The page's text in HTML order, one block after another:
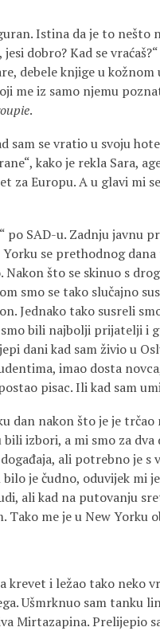
Istina da je to
dobro? Kad se
debele knjige u kožnom
me iz samo njemu
.
sam se vratio u svoju
kako je rekla Sara,
za Europu. A u glavi mi
po SAD-u. Zadnju javnu
se prethodnog
što se skinuo s
smo se tako slučajno
Jednako tako susreli
bili najbolji prijatelji i
dani kad sam živio u
imao dosta
pisac. Ili kad sam
dan nakon što je je
izbori, a mi smo za
ali potrebno je s
je čudno, oduvijek mi
ali kad na putovanju
Tako me je u New Yorku
krevet i ležao tako neko
Ušmrknuo sam tanku
Mirtazapina. Prelijepio